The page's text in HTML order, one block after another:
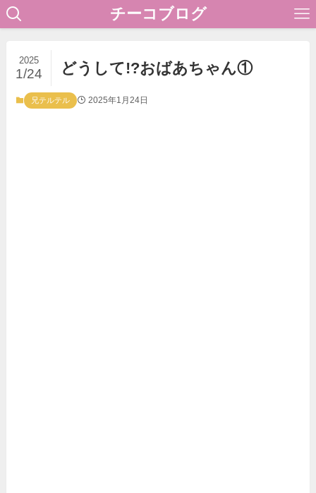
チーコブログ
どうして!?おばあちゃん①
2025
1/24
兄テルテル 2025年1月24日